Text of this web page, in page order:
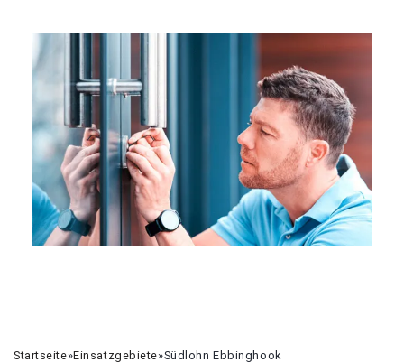
Startseite»Einsatzgebiete»Südlohn Ebbinghook